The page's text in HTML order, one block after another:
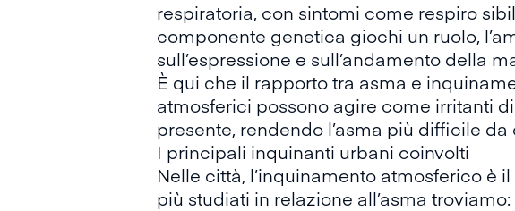
respiratoria, con sintomi come respiro
componente genetica giochi un ruolo,
sull’espressione e sull’andamento della
È qui che il rapporto tra asma e
atmosferici possono agire come irritanti
presente, rendendo l’asma più difficile da
I principali inquinanti urbani coinvolti
Nelle città, l’inquinamento atmosferico è
più studiati in relazione all’asma troviamo: